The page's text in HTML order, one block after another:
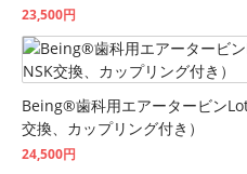
23,500円
Being®歯科用エアータービン
交換、カップリング付き）
24,500円